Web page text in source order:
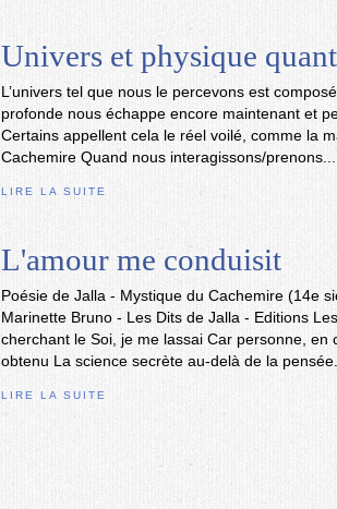
Univers et physique
L’univers tel que nous le percevons est
profonde nous échappe encore maintenant et
Certains appellent cela le réel voilé, comme la
Cachemire Quand nous interagissons/prenons...
LIRE LA SUITE
L'amour me conduisit
Poésie de Jalla - Mystique du Cachemire (14e
Marinette Bruno - Les Dits de Jalla - Editions
cherchant le Soi, je me lassai Car personne, en
obtenu La science secrète au-delà de la
LIRE LA SUITE